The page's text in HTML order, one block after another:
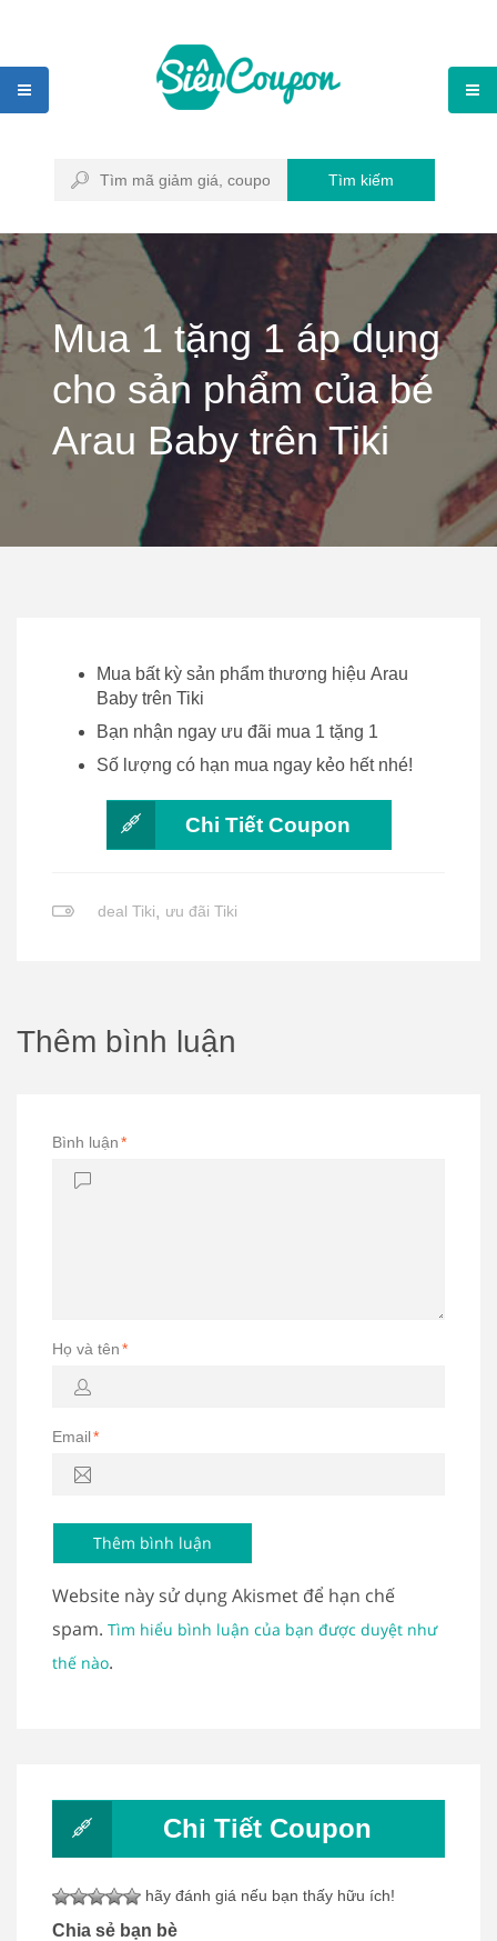
Tìm kiếm
Mua 1 tặng 1 áp dụng
cho sản phẩm của bé
Arau Baby trên Tiki
Mua bất kỳ sản phẩm thương hiệu Arau
Baby trên Tiki
Bạn nhận ngay ưu đãi mua 1 tặng 1
Số lượng có hạn mua ngay kẻo hết nhé!
Chi Tiết Coupon
deal Tiki, ưu đãi Tiki
Thêm bình luận
Bình luận*
Họ và tên*
Email*
Website này sử dụng Akismet để hạn chế
spam. Tìm hiểu bình luận của bạn được duyệt như
thế nào.
Chi Tiết Coupon
hãy đánh giá nếu bạn thấy hữu ích!
Chia sẻ bạn bè